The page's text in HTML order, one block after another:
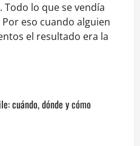
Todo lo que se vendía
eso cuando alguien
el resultado era la
cuándo, dónde y cómo